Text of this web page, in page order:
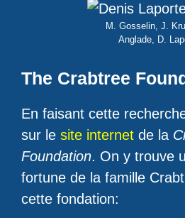
M. Gosselin, J.
Anglade, D.
The Crabtree
En faisant cette
sur le site internet de la
Foundation. On y trouve
fortune de la famille
cette fondation: